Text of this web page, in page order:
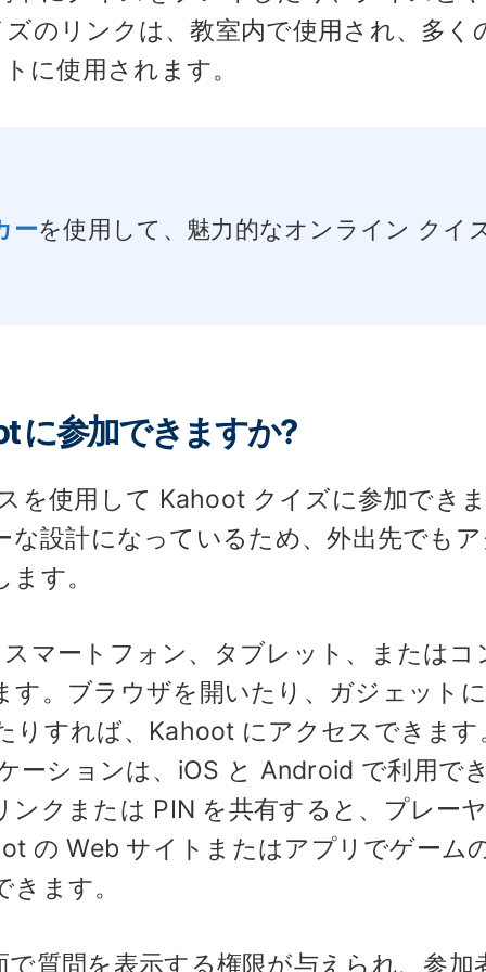
のリンクは、教室内で使用され、多く
に使用されます。
ーを使用して、魅力的なオンライン クイ
に参加できますか?
を使用して Kahoot クイズに参加でき
設計になっているため、外出先でも
す。
マートフォン、タブレット、またはコ
す。ブラウザを開いたり、ガジェット
りすれば、Kahoot にアクセスできます
ーションは、iOS と Android で利用で
クまたは PIN を共有すると、プレー
の Web サイトまたはアプリでゲーム
ます。
質問を表示する権限が与えられ、参加